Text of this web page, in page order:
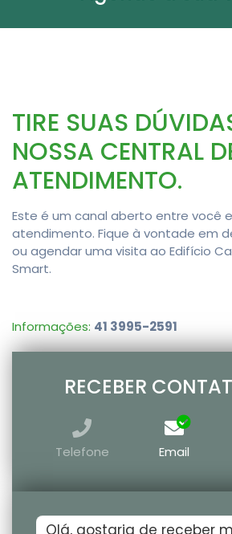
TIRE SUAS
NOSSA CENTRAL
ATENDIMENTO.
Este é um canal aberto entre você
atendimento. Fique à vontade em
ou agendar uma visita ao Edifício
Smart.
Informações: 41 3995-2591
RECEBER
Telefone Email